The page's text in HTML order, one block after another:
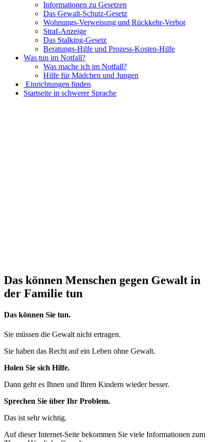
Informationen zu Gesetzen
Das Gewalt-Schutz-Gesetz
Wohnungs-Verweisung und Rückkehr-Verbot
Straf-Anzeige
Das Stalking-Gesetz
Beratungs-Hilfe und Prozess-Kosten-Hilfe
Was tun im Notfall?
Was mache ich im Notfall?
Hilfe für Mädchen und Jungen
Einrichtungen finden
Startseite in schwerer Sprache
Das können Menschen gegen Gewalt in
der Familie tun
Das können Sie tun.
Sie müssen die Gewalt nicht ertragen.
Sie haben das Recht auf ein Leben ohne Gewalt.
Holen Sie sich Hilfe.
Dann geht es Ihnen und Ihren Kindern wieder besser.
Sprechen Sie über Ihr Problem.
Das ist sehr wichtig.
Auf dieser Internet-Seite bekommen Sie viele Informationen zum